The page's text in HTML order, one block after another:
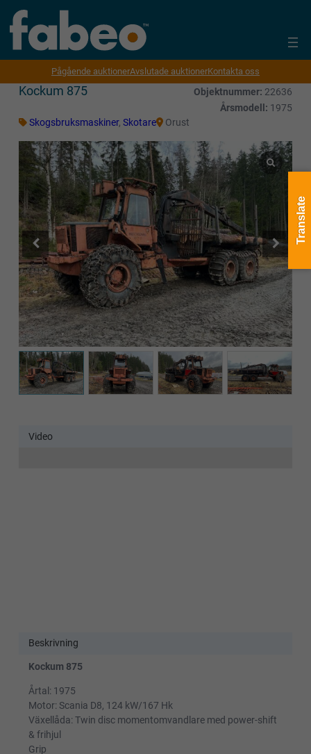
Pågående auktionerAvslutade auktionerKontakta oss
Kockum 875 Objektnummer: 22636
Årsmodell: 1975
Skogsbruksmaskiner, Skotare Orust
Video
Det verkar som om dina inställningar hindrar dig från att
se detta innehållet. Med största sannolikhet är det för att
du har Upplevelse avstängt.
Beskrivning
Kockum 875
Årtal: 1975
Motor: Scania D8, 124 kW/167 Hk
Växellåda: Twin disc momentomvandlare med power-shift
& frihjul
Grip
Translate